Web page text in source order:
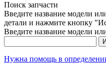
Поиск запчасти
Введите название модели
детали и нажмите кнопку
Введите название модели
Нужна помощь в